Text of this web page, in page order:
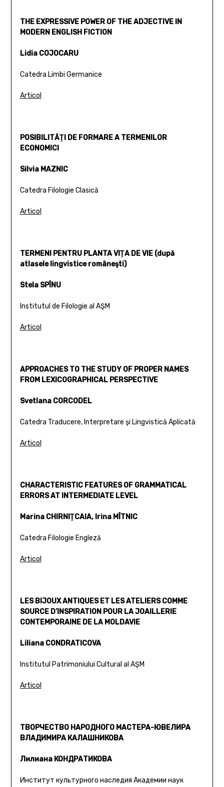
THE EXPRESSIVE POWER OF THE ADJECTIVE IN
MODERN ENGLISH FICTION
Lidia COJOCARU
Catedra Limbi Germanice
Articol
POSIBILITĂŢI DE FORMARE A TERMENILOR
ECONOMICI
Silvia MAZNIC
Catedra Filologie Clasică
Articol
TERMENI PENTRU PLANTA VIŢA DE VIE (după
atlasele lingvistice româneşti)
Stela SPÎNU
Institutul de Filologie al AŞM
Articol
APPROACHES TO THE STUDY OF PROPER NAMES
FROM LEXICOGRAPHICAL PERSPECTIVE
Svetlana CORCODEL
Catedra Traducere, Interpretare şi Lingvistică Aplicată
Articol
CHARACTERISTIC FEATURES OF GRAMMATICAL
ERRORS AT INTERMEDIATE LEVEL
Marina CHIRNIŢCAIA, Irina MÎTNIC
Catedra Filologie Engleză
Articol
LES BIJOUX ANTIQUES ET LES ATELIERS COMME
SOURCE D’INSPIRATION POUR LA JOAILLERIE
CONTEMPORAINE DE LA MOLDAVIE
Liliana CONDRATICOVA
Institutul Patrimoniului Cultural al AŞM
Articol
ТВОРЧЕСТВО НАРОДНОГО МАСТЕРА-ЮВЕЛИРА
ВЛАДИМИРА КАЛАШНИКОВА
Лилиана КОНДРАТИКОВА
Институт культурного наследия Академии наук